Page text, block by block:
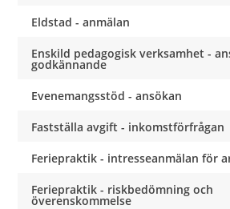
Eldstad - anmälan
Enskild pedagogisk verksamhet -
godkännande
Evenemangsstöd - ansökan
Fastställa avgift - inkomstförfrågan
Feriepraktik - intresseanmälan för
Feriepraktik - riskbedömning och
överenskommelse